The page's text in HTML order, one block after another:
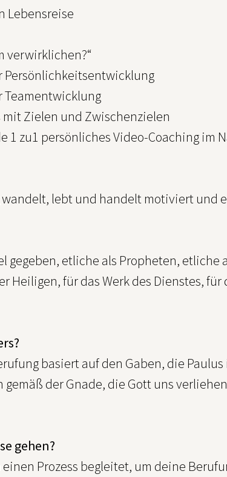
Lebensreise
verwirklichen?“
Persönlichkeitsentwicklung
Teamentwicklung
Zielen und Zwischenzielen
1 zu1 persönliches Video-Coaching im
wandelt, lebt und handelt motiviert und
gegeben, etliche als Propheten, etliche
Heiligen, für das Werk des Dienstes,
basiert auf den Gaben, die Paulus
der Gnade, die Gott uns
gehen?
Prozess begleitet, um deine